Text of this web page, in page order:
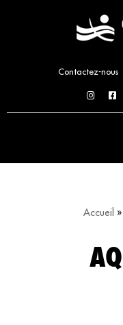
Contactez-nous
Accueil »